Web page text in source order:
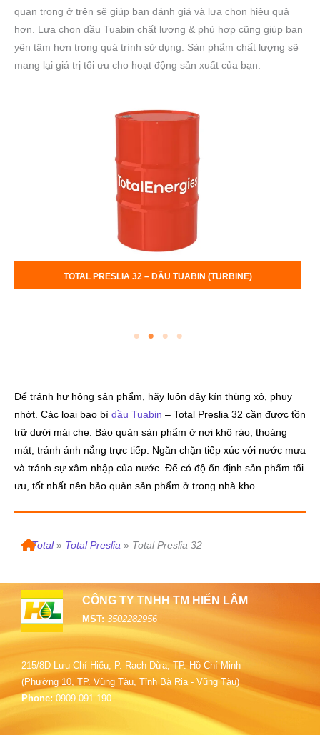
quan trọng ở trên sẽ giúp bạn đánh giá và lựa chọn hiệu quả
hơn. Lựa chọn dầu Tuabin chất lượng & phù hợp cũng giúp bạn
yên tâm hơn trong quá trình sử dụng. Sản phẩm chất lượng sẽ
mang lại giá trị tối ưu cho hoạt động sản xuất của bạn.
TOTAL PRESLIA 46 – DẦU TUABIN (TURBINE)
Để tránh hư hỏng sản phẩm, hãy luôn đậy kín thùng xô, phuy
nhớt. Các loại bao bì dầu Tuabin – Total Preslia 32 cần được tồn
trữ dưới mái che. Bảo quản sản phẩm ở nơi khô ráo, thoáng
mát, tránh ánh nắng trực tiếp. Ngăn chặn tiếp xúc với nước mưa
và tránh sự xâm nhập của nước. Để có độ ổn định sản phẩm tối
ưu, tốt nhất nên bảo quản sản phẩm ở trong nhà kho.
» Total » Total Preslia » Total Preslia 32
CÔNG TY TNHH TM HIỂN LÂM
MST: 3502282956
215/8D Lưu Chí Hiếu, P. Rạch Dừa, TP. Hồ Chí Minh
(Phường 10, TP. Vũng Tàu, Tỉnh Bà Rịa - Vũng Tàu)
Phone: 0909 091 190